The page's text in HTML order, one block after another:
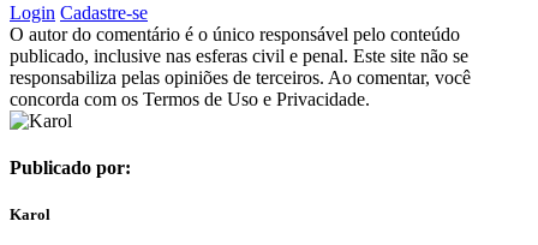
Login Cadastre-se
O autor do comentário é o único responsável pelo conteúdo
publicado, inclusive nas esferas civil e penal. Este site não se
responsabiliza pelas opiniões de terceiros. Ao comentar, você
concorda com os Termos de Uso e Privacidade.
Publicado por:
Karol